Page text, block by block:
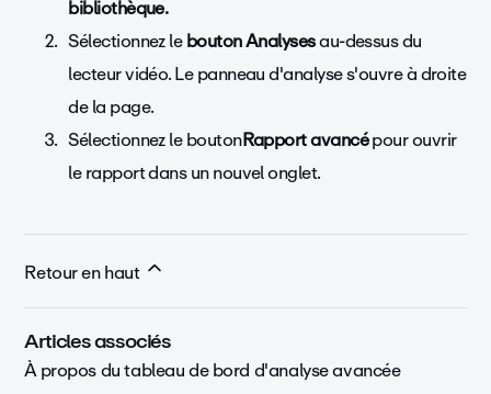
bibliothèque.
Sélectionnez lebouton Analysesau-dessus du
lecteur vidéo. Le panneau d'analyse s'ouvre à droite
de la page.
Sélectionnez leboutonRapport avancépour ouvrir
le rapport dans un nouvel onglet.
Retour en haut
Articles associés
À propos du tableau de bord d'analyse avancée